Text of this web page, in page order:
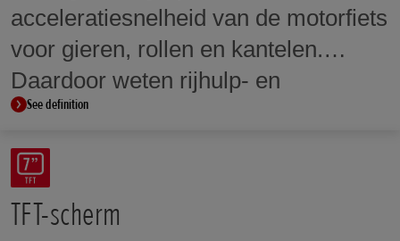
acceleratiesnelheid van de motorfiets
voor gieren, rollen en kantelen.
Daardoor weten rijhulp- en
veiligheidssystemen zoals bochten-
ABS en achterwielliftcontrole
wanneer ze moeten ingrijpen.
See definition
TFT-scherm